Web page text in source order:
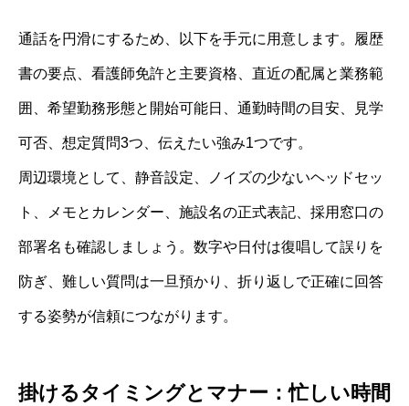
通話を円滑にするため、以下を手元に用意します。履歴
書の要点、看護師免許と主要資格、直近の配属と業務範
囲、希望勤務形態と開始可能日、通勤時間の目安、見学
可否、想定質問3つ、伝えたい強み1つです。
周辺環境として、静音設定、ノイズの少ないヘッドセッ
ト、メモとカレンダー、施設名の正式表記、採用窓口の
部署名も確認しましょう。数字や日付は復唱して誤りを
防ぎ、難しい質問は一旦預かり、折り返しで正確に回答
する姿勢が信頼につながります。
掛けるタイミングとマナー：忙しい時間